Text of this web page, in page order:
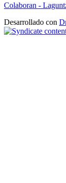
Colaboran -
Desarrollado con